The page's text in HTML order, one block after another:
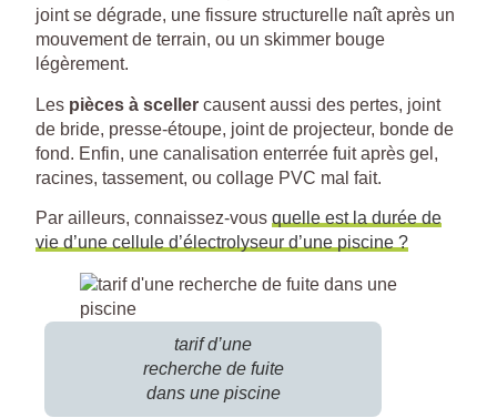
joint se dégrade, une fissure structurelle naît après un
mouvement de terrain, ou un skimmer bouge
légèrement.
Les pièces à sceller causent aussi des pertes, joint
de bride, presse-étoupe, joint de projecteur, bonde de
fond. Enfin, une canalisation enterrée fuit après gel,
racines, tassement, ou collage PVC mal fait.
Par ailleurs, connaissez-vous quelle est la durée de
vie d’une cellule d’électrolyseur d’une piscine ?
tarif d’une
recherche de fuite
dans une piscine